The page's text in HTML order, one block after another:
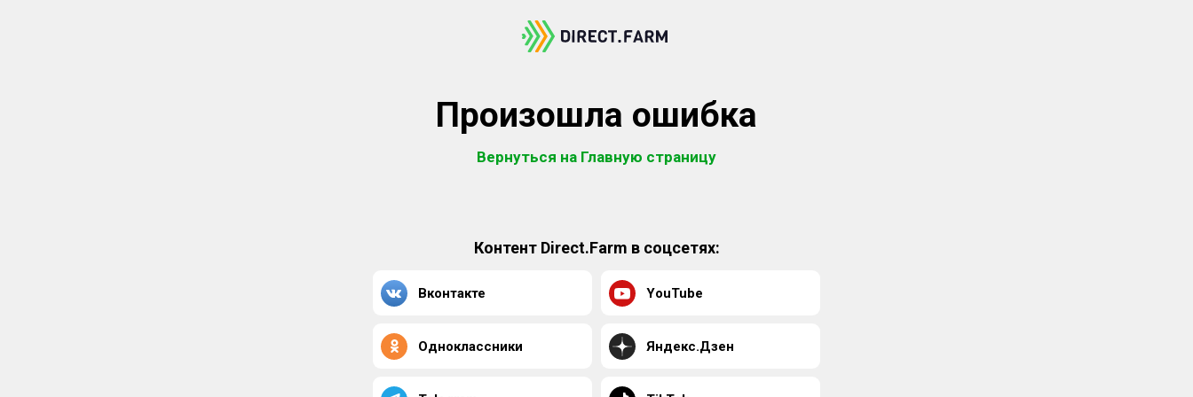
Произошла ошибка
Вернуться на Главную страницу
Контент Direct.Farm в соцсетях:
Вконтакте YouTube
Одноклассники Яндекс.Дзен